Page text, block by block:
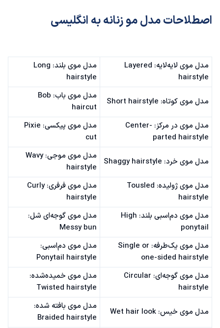
اصطلاحات مدل مو زنانه به انگلیسی
مدل موی لایه‌لایه: Layered
hairstyle
مدل موی بلند: Long
hairstyle
مدل موی کوتاه: Short hairstyle
مدل موی باب: Bob
haircut
مدل موی در مرکز: Center-
parted hairstyle
مدل موی پیکسی: Pixie
cut
مدل موی خرد: Shaggy hairstyle
مدل موی موجی: Wavy
hairstyle
مدل موی ژولیده: Tousled
hairstyle
مدل موی فرفری: Curly
hairstyle
مدل موی دم‌اسبی بلند: High
ponytail
مدل موی گوجه‌ای شل:
Messy bun
مدل موی یک‌طرفه: Single or
one-sided hairstyle
مدل موی دم‌اسبی:
Ponytail hairstyle
مدل موی گوجه‌ای: Circular
hairstyle
مدل موی خمیده‌شده:
Twisted hairstyle
مدل موی خیس: Wet hair look
مدل موی بافته شده:
Braided hairstyle